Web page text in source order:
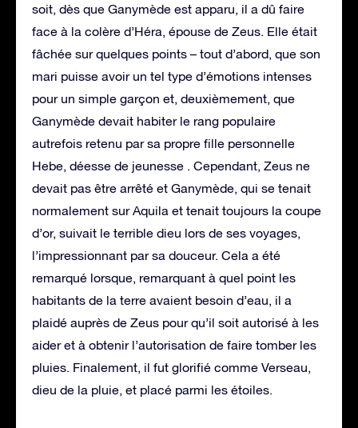
soit, dès que Ganymède est apparu, il a dû faire
face à la colère d’Héra, épouse de Zeus. Elle était
fâchée sur quelques points – tout d’abord, que son
mari puisse avoir un tel type d’émotions intenses
pour un simple garçon et, deuxièmement, que
Ganymède devait habiter le rang populaire
autrefois retenu par sa propre fille personnelle
Hebe, déesse de jeunesse . Cependant, Zeus ne
devait pas être arrêté et Ganymède, qui se tenait
normalement sur Aquila et tenait toujours la coupe
d’or, suivait le terrible dieu lors de ses voyages,
l’impressionnant par sa douceur. Cela a été
remarqué lorsque, remarquant à quel point les
habitants de la terre avaient besoin d’eau, il a
plaidé auprès de Zeus pour qu’il soit autorisé à les
aider et à obtenir l’autorisation de faire tomber les
pluies. Finalement, il fut glorifié comme Verseau,
dieu de la pluie, et placé parmi les étoiles.